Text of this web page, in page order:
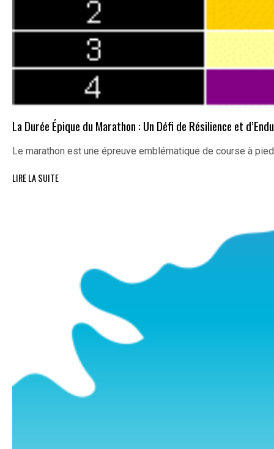
La Durée Épique du Marathon : Un Défi de Résilience et
Le marathon est une épreuve emblématique de course à
LIRE LA SUITE